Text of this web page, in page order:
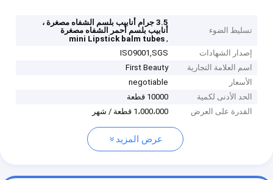
تسليط الضوء
3.5 جرام أنابيب بلسم الشفاه مصغرة ،
أنابيب بلسم أحمر الشفاه مصغرة
,
mini Lipstick balm tubes
إصدار الشهادات
ISO9001,SGS
اسم العلامة التجارية
First Beauty
الأسعار
negotiable
الحد الأدنى لكمية
10000 قطعة
القدرة على العرض
1،000،000 قطعة / شهر
عرض المزيد